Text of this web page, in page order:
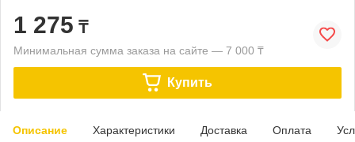
1 275 ₸
Минимальная сумма заказа на сайте — 7 000 ₸
Купить
Описание Характеристики Доставка Оплата